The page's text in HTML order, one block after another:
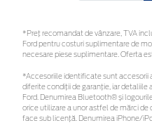
*Preţ recomandat de vânzare, TVA
Ford pentru costuri suplimentare de
necesare piese suplimentare. Oferta
*Accesoriile identificate sunt accesorii
diferite condiții de garanție, iar detaliile
Ford. Denumirea Bluetooth® și
orice utilizare a unor astfel de mărci
face sub licență. Denumirea iPhone/